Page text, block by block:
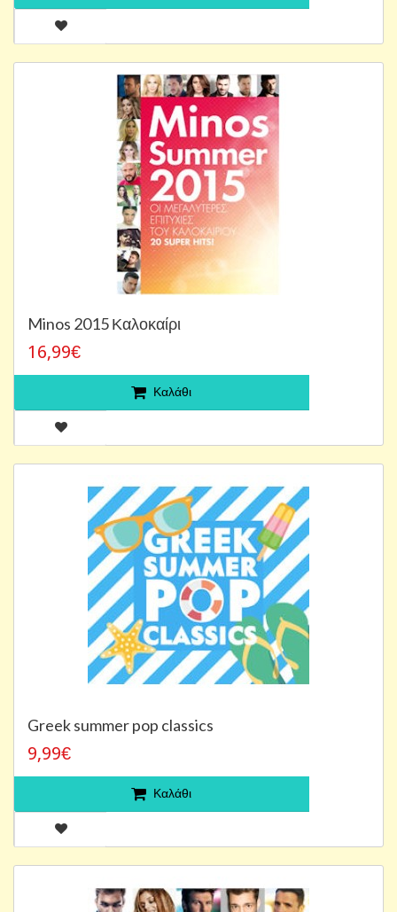
Minos 2015 Καλοκαίρι
16,99€
Καλάθι
Greek summer pop classics
9,99€
Καλάθι